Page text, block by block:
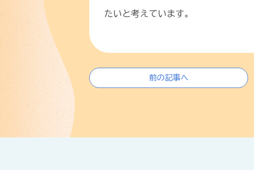
たいと考えています。
前の記事へ